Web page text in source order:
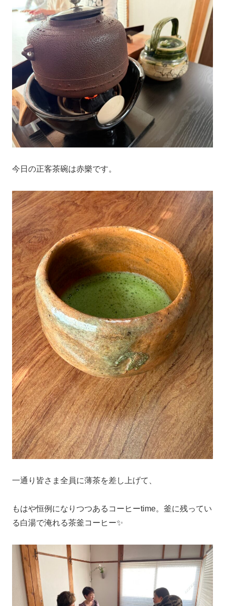
今日の正客茶碗は赤樂です。
一通り皆さま全員に薄茶を差し上げて、
もはや恒例になりつつあるコーヒーtime。釜に残ってい
る白湯で淹れる茶釜コーヒー✨